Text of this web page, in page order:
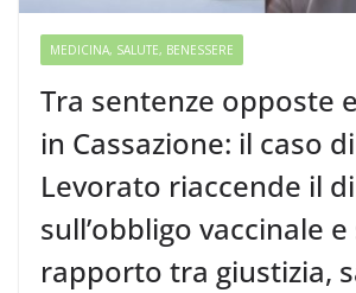
MEDICINA, SALUTE, BENESSERE
Tra sentenze opposte
in Cassazione: il caso
Levorato riaccende il
sull’obbligo vaccinale e
rapporto tra giustizia,